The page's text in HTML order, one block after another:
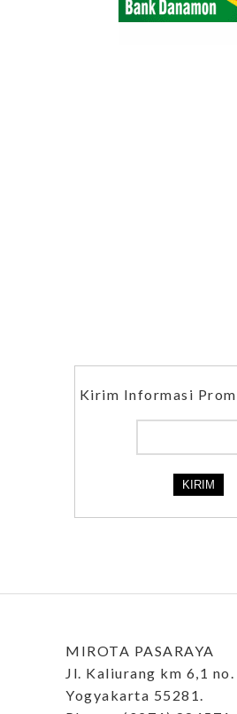
Kirim Informasi
MIROTA PASARAYA
Jl. Kaliurang km 6,1 no.
Yogyakarta 55281.